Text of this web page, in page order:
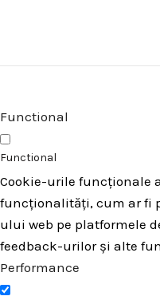
Functional
Functional
Cookie-urile funcționale
funcționalități, cum ar fi
ului web pe platformele
feedback-urilor și alte
Performance